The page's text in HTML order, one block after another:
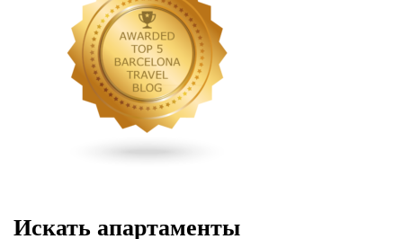
Искать апартаменты